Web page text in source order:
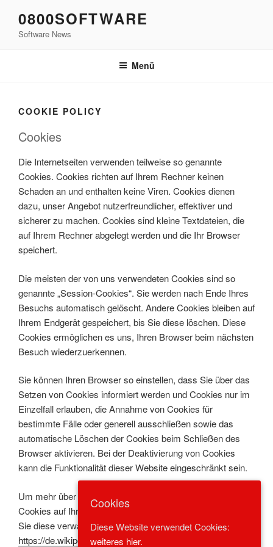
Inhalt
springen
0800SOFTWARE
Software News
Menü
COOKIE POLICY
Cookies
Die Internetseiten verwenden teilweise so genannte
Cookies. Cookies richten auf Ihrem Rechner keinen
Schaden an und enthalten keine Viren. Cookies dienen
dazu, unser Angebot nutzerfreundlicher, effektiver und
sicherer zu machen. Cookies sind kleine Textdateien, die
auf Ihrem Rechner abgelegt werden und die Ihr Browser
speichert.
Die meisten der von uns verwendeten Cookies sind so
genannte „Session-Cookies“. Sie werden nach Ende Ihres
Besuchs automatisch gelöscht. Andere Cookies bleiben auf
Ihrem Endgerät gespeichert, bis Sie diese löschen. Diese
Cookies ermöglichen es uns, Ihren Browser beim nächsten
Besuch wiederzuerkennen.
Sie können Ihren Browser so einstellen, dass Sie über das
Setzen von Cookies informiert werden und Cookies nur im
Einzelfall erlauben, die Annahme von Cookies für
bestimmte Fälle oder generell ausschließen sowie das
automatische Löschen der Cookies beim Schließen des
Browser aktivieren. Bei der Deaktivierung von Cookies
kann die Funktionalität dieser Website eingeschränkt sein.
Um mehr über Cookies zu erfahren und zu sehen, welche
Cookies auf Ihrem Computer eingerichtet wurden und wie
Sie diese verwalten und löschen können, besuchen Sie
https://de.wikipedia.org/wiki/HTTP-Cookie
Cookies
Diese Website verwendet Cookies:
weiteres hier.